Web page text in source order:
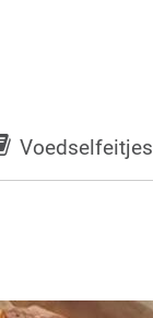
Voedselfeitjes